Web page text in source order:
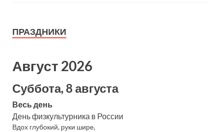
ПРАЗДНИКИ
Август 2026
Суббота, 8 августа
Весь день
День физкультурника в России
Вдох глубокий, руки шире,